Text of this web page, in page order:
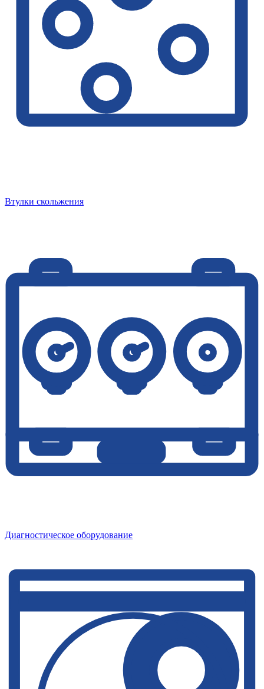
Втулки скольжения
Диагностическое оборудование